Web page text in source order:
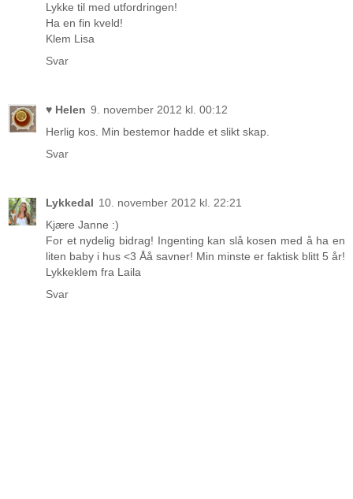
Lykke til med utfordringen!
Ha en fin kveld!
Klem Lisa
Svar
♥ Helen 9. november 2012 kl. 00:12
Herlig kos. Min bestemor hadde et slikt skap.
Svar
Lykkedal 10. november 2012 kl. 22:21
Kjære Janne :)
For et nydelig bidrag! Ingenting kan slå kosen med å ha en
liten baby i hus <3 Åå savner! Min minste er faktisk blitt 5 år!
Lykkeklem fra Laila
Svar